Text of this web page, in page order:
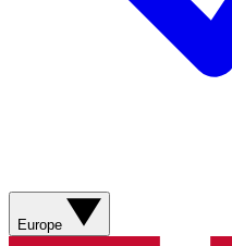
Europe